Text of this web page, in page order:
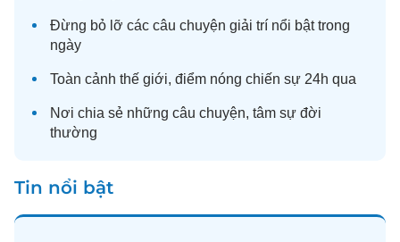
Đừng bỏ lỡ các câu chuyện giải trí nổi bật trong
ngày
Toàn cảnh thế giới, điểm nóng chiến sự 24h qua
Nơi chia sẻ những câu chuyện, tâm sự đời
thường
Tin nổi bật